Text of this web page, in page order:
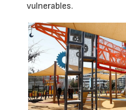
vulnerables.